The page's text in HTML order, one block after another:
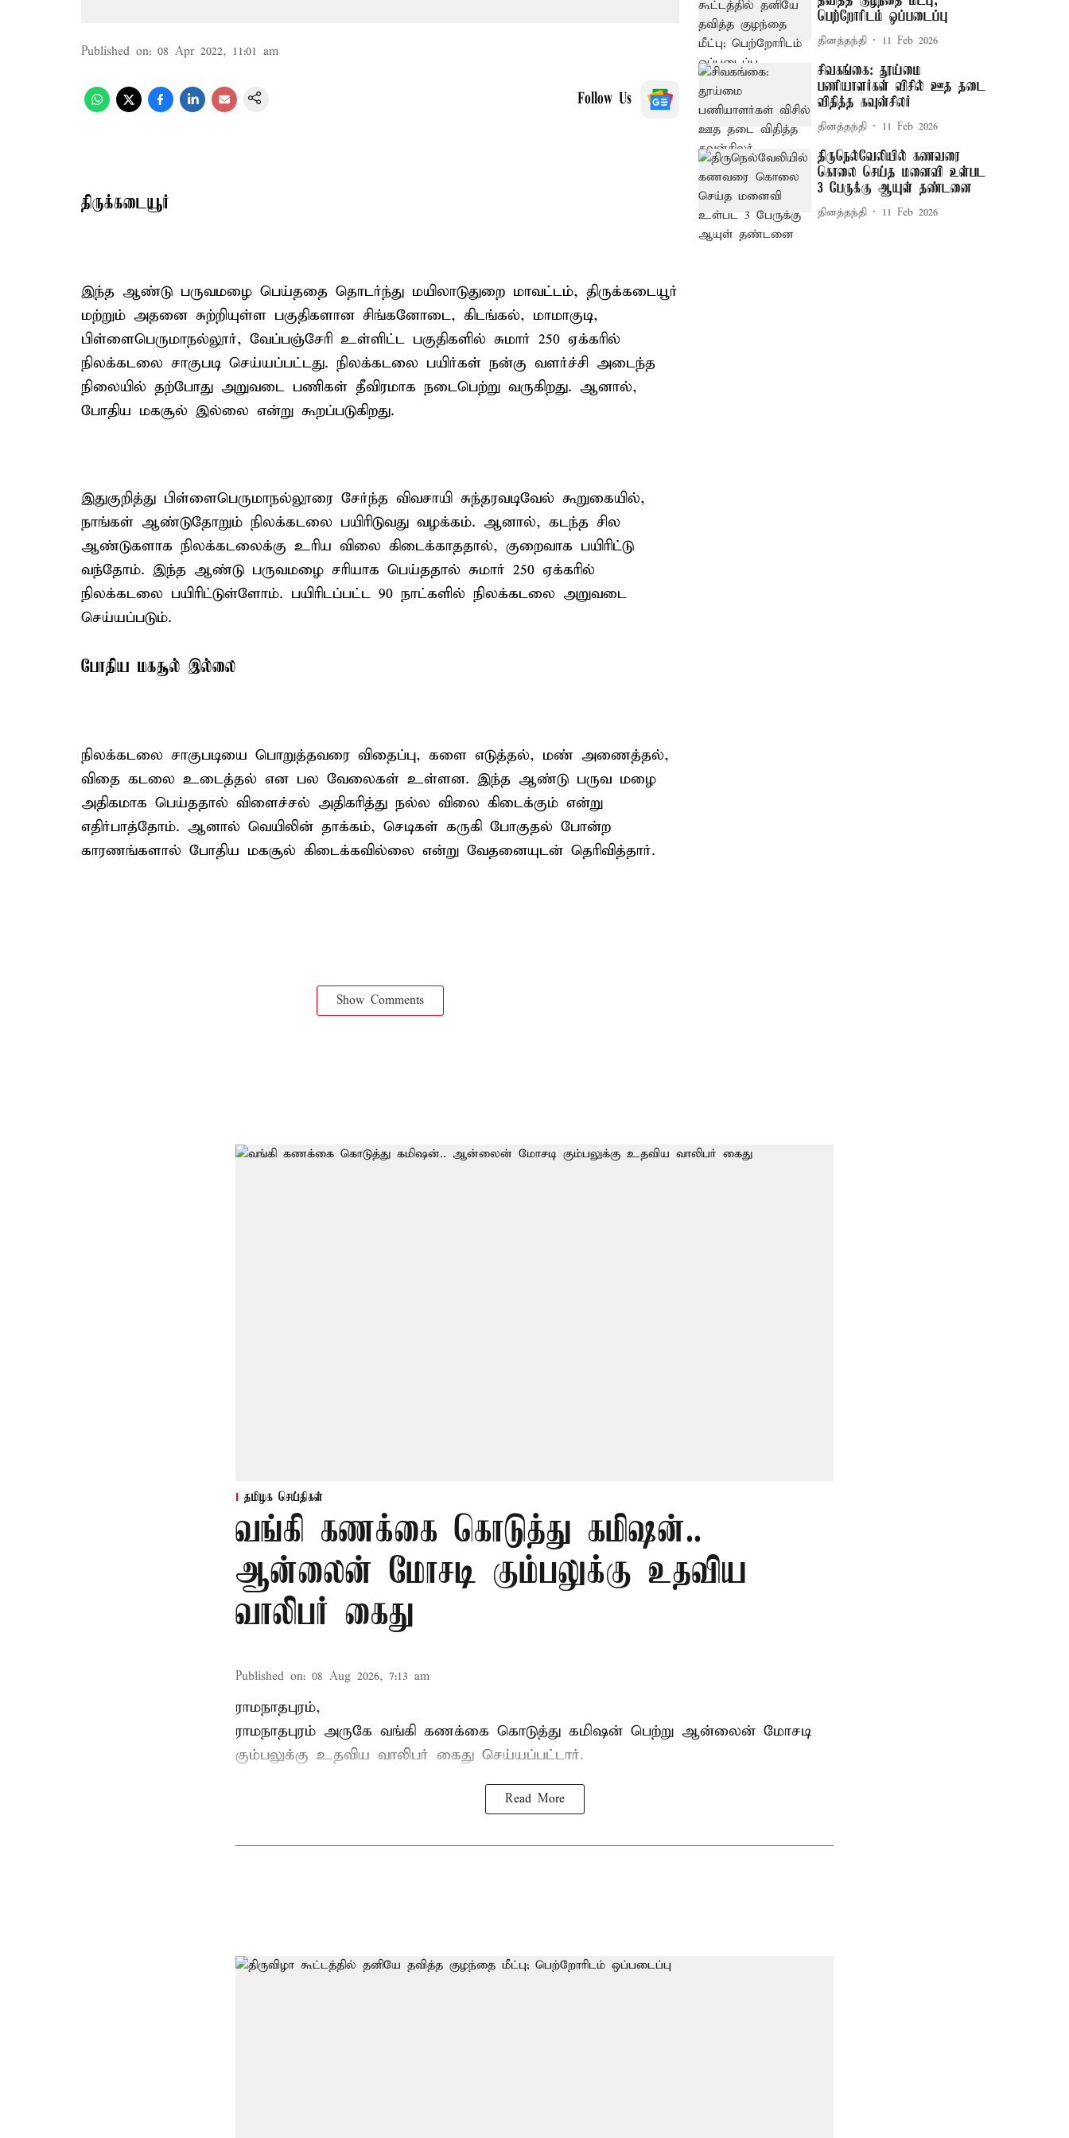
Published on: 08 Apr 2022, 11:01 am
Follow Us
திருக்கடையூர்
இந்த ஆண்டு பருவமழை பெய்ததை தொடர்ந்து மயிலாடுதுறை மாவட்டம், திருக்கடையூர்
மற்றும் அதனை சுற்றியுள்ள பகுதிகளான சிங்கனோடை, கிடங்கல், மாமாகுடி,
பிள்ளைபெருமாநல்லூர், வேப்பஞ்சேரி உள்ளிட்ட பகுதிகளில் சுமார் 250 ஏக்கரில்
நிலக்கடலை சாகுபடி செய்யப்பட்டது. நிலக்கடலை பயிர்கள் நன்கு வளர்ச்சி அடைந்த
நிலையில் தற்போது அறுவடை பணிகள் தீவிரமாக நடைபெற்று வருகிறது. ஆனால்,
போதிய மகசூல் இல்லை என்று கூறப்படுகிறது.
இதுகுறித்து பிள்ளைபெருமாநல்லூரை சேர்ந்த விவசாயி சுந்தரவடிவேல் கூறுகையில்,
நாங்கள் ஆண்டுதோறும் நிலக்கடலை பயிரிடுவது வழக்கம். ஆனால், கடந்த சில
ஆண்டுகளாக நிலக்கடலைக்கு உரிய விலை கிடைக்காததால், குறைவாக பயிரிட்டு
வந்தோம். இந்த ஆண்டு பருவமழை சரியாக பெய்ததால் சுமார் 250 ஏக்கரில்
நிலக்கடலை பயிரிட்டுள்ளோம். பயிரிடப்பட்ட 90 நாட்களில் நிலக்கடலை அறுவடை
செய்யப்படும்.
போதிய மகசூல் இல்லை
நிலக்கடலை சாகுபடியை பொறுத்தவரை விதைப்பு, களை எடுத்தல், மண் அணைத்தல்,
விதை கடலை உடைத்தல் என பல வேலைகள் உள்ளன. இந்த ஆண்டு பருவ மழை
அதிகமாக பெய்ததால் விளைச்சல் அதிகரித்து நல்ல விலை கிடைக்கும் என்று
எதிர்பாத்தோம். ஆனால் வெயிலின் தாக்கம், செடிகள் கருகி போகுதல் போன்ற
காரணங்களால் போதிய மகசூல் கிடைக்கவில்லை என்று வேதனையுடன் தெரிவித்தார்.
Show Comments
பெற்றோரிடம் ஒப்படைப்பு
தினத்தந்தி 11 Feb 2026
சிவகங்கை: தூய்மை
பணியாளர்கள் விசில் ஊத தடை
விதித்த கவுன்சிலர்
தினத்தந்தி 11 Feb 2026
திருநெல்வேலியில் கணவரை
கொலை செய்த மனைவி உள்பட
3 பேருக்கு ஆயுள் தண்டனை
தினத்தந்தி 11 Feb 2026
தமிழக செய்திகள்
வங்கி கணக்கை கொடுத்து கமிஷன்..
ஆன்லைன் மோசடி கும்பலுக்கு உதவிய
வாலிபர் கைது
Published on: 08 Aug 2026, 7:13 am
ராமநாதபுரம்,
ராமநாதபுரம் அருகே வங்கி கணக்கை கொடுத்து கமிஷன் பெற்று ஆன்லைன் மோசடி
கும்பலுக்கு உதவிய வாலிபர் கைது செய்யப்பட்டார்.
Read More